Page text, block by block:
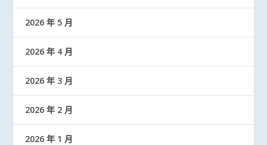
2026 年 5 月
2026 年 4 月
2026 年 3 月
2026 年 2 月
2026 年 1 月